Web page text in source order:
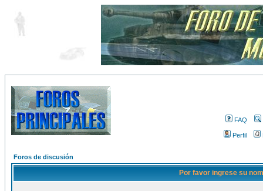
FAQ
Perfil
Foros de discusión
Por favor ingrese su